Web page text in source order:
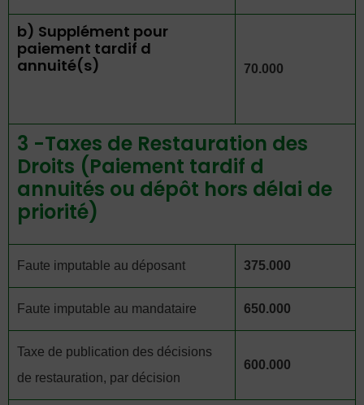
b) Supplément pour
paiement tardif d
annuité(s)
70.000
3 -Taxes de Restauration des
Droits (Paiement tardif d
annuités ou dépôt hors délai de
priorité)
Faute imputable au déposant 375.000
Faute imputable au mandataire 650.000
Taxe de publication des décisions
de restauration, par décision
600.000